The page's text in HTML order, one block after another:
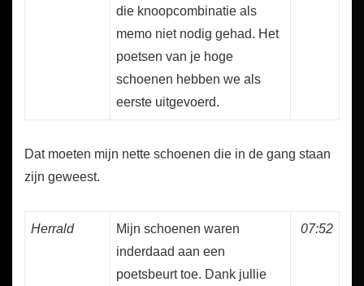
die knoopcombinatie als
memo niet nodig gehad. Het
poetsen van je hoge
schoenen hebben we als
eerste uitgevoerd.
Dat moeten mijn nette schoenen die in de gang staan
zijn geweest.
Herrald
Mijn schoenen waren
inderdaad aan een
poetsbeurt toe. Dank jullie
07:52